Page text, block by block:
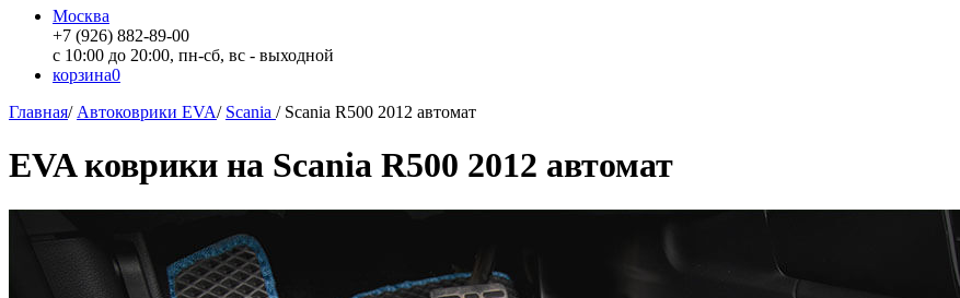
Москва
+7 (926) 882-89-00
с 10:00 до 20:00, пн-сб, вс - выходной
корзина0
Главная/ Автоковрики EVA/ Scania / Scania R500 2012 автомат
EVA коврики на Scania R500 2012 автомат